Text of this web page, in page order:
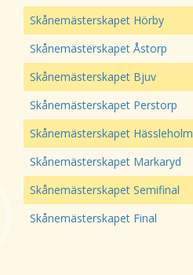
Skånemästerskapet Hörby
Skånemästerskapet Åstorp
Skånemästerskapet Bjuv
Skånemästerskapet Perstorp
Skånemästerskapet Hässleholm
Skånemästerskapet Markaryd
Skånemästerskapet Semifinal
Skånemästerskapet Final